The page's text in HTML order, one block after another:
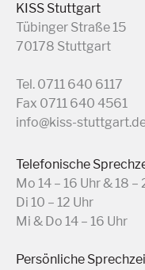
KISS Stuttgart
Tübinger Straße 15
70178 Stuttgart
Tel. 0711 640 6117
Fax 0711 640 4561
info@kiss-
Telefonische
Mo 14 – 16 Uhr & 18 –
Di 10 – 12 Uhr
Mi & Do 14 – 16 Uhr
Persönliche